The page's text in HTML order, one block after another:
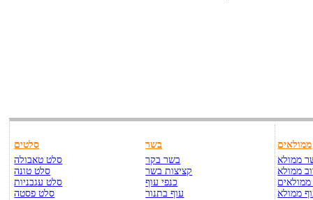
סלטים
סלט טאבולה
סלט טונה
סלט עגבניות
סלט פסטה
בשר
בשר בקר
קציצות בשר
כנפי עוף
עוף בתנור
ממולאים
ממולא
ממולא
ממולא